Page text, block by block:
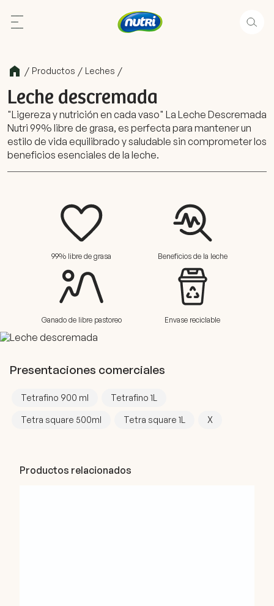
/ Productos / Leches /
Leche descremada
"Ligereza y nutrición en cada vaso" La Leche Descremada
Nutri 99% libre de grasa, es perfecta para mantener un
estilo de vida equilibrado y saludable sin comprometer los
beneficios esenciales de la leche.
99% libre de grasa Beneficios de la leche
Ganado de libre pastoreo Envase reciclable
Presentaciones comerciales
Tetrafino 900 ml Tetrafino 1L
Tetra square 500ml Tetra square 1L X
Productos relacionados